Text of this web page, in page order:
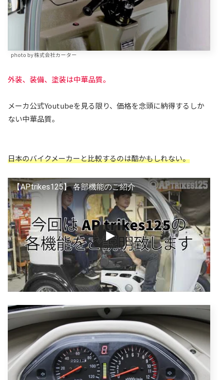
photo by 株式会社カーター
外装、装備、塗装は中華品質。
メーカ公式Youtubeを見る限り、価格を念頭に納得するしか
ない中華品質。
日本のバイクメーカーと比較するのは酷かもしれない。
【APtrikes125】 各部機能のご紹介